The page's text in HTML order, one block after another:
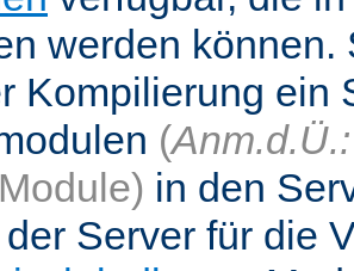
werden
Kompilierung ein
(Anm.d.Ü.:
in den
Server für die